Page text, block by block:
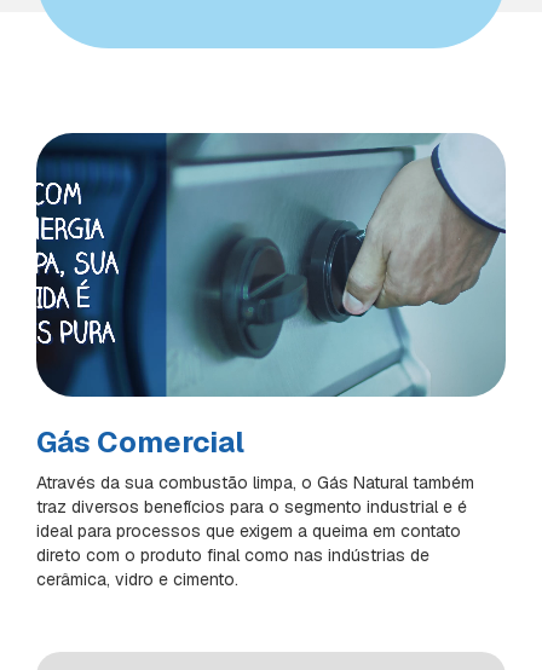
Gás Comercial
Através da sua combustão limpa, o Gás Natural também
traz diversos benefícios para o segmento industrial e é
ideal para processos que exigem a queima em contato
direto com o produto final como nas indústrias de
cerâmica, vidro e cimento.